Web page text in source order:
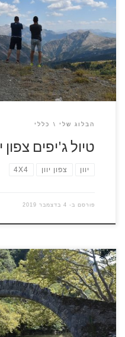
מהמון חברות, איך יודעים מה
להעדפות שלנו? ומה צפוי
לעשות קצת סדר ולהסביר את
נתחיל ברכבים עצמם, רוב
[…]
הבלוג שלי כללי
טיול ג'יפים צפון
יוון צפון יוון 4X4
פורסם ב- 4 בדצמבר 2019
איזור זגוריה הנמצא בצפון
שרשרת הרים גבוהים
ונהרות. במאות הקודמות
מושתתת על עגלות וחמורים